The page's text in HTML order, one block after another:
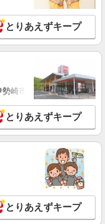
とりあえずキープ
崎市・太田市・館林市
とりあえずキープ
とりあえずキープ